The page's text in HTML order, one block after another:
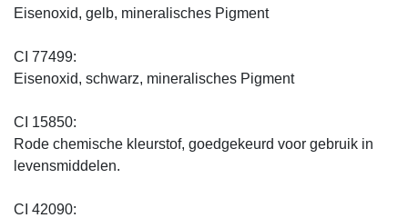
Eisenoxid, gelb, mineralisches Pigment
CI 77499:
Eisenoxid, schwarz, mineralisches Pigment
CI 15850:
Rode chemische kleurstof, goedgekeurd voor gebruik in
levensmiddelen.
CI 42090: